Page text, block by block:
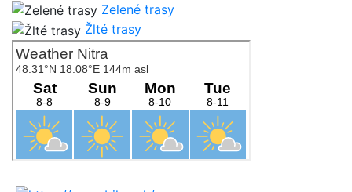
Zelené trasy
Žlté trasy